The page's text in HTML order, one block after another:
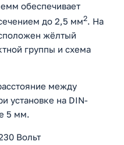
обеспечивает
до 2,5 мм2. На
жёлтый
группы и схема
между
установке на DIN-
5 мм.
Вольт